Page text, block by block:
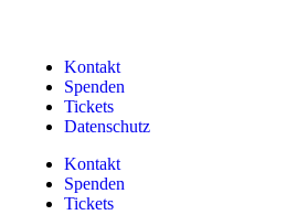
Kontakt
Spenden
Tickets
Datenschutz
Kontakt
Spenden
Tickets